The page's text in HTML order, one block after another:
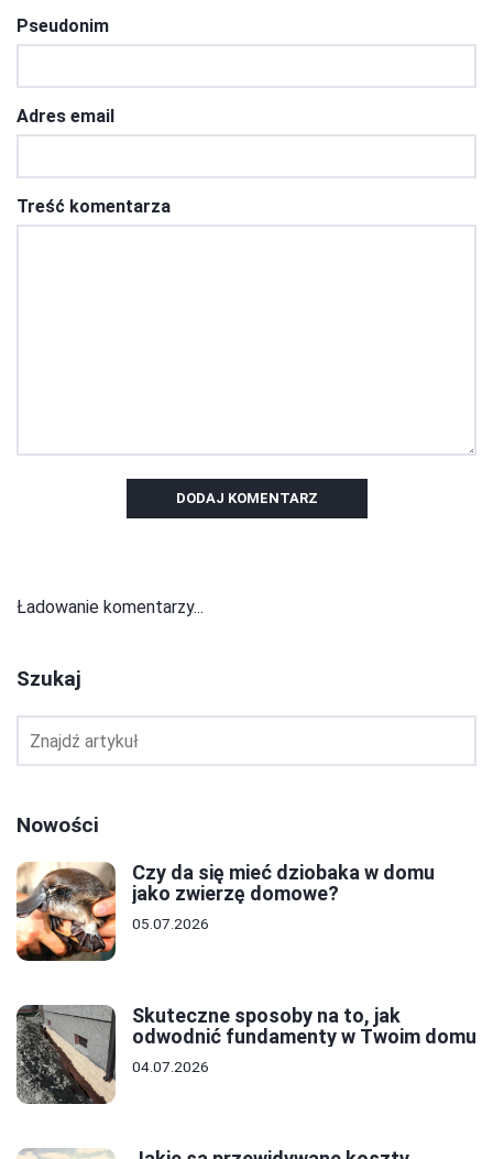
Pseudonim
Adres email
Treść komentarza
DODAJ KOMENTARZ
Ładowanie komentarzy...
Szukaj
Nowości
Czy da się mieć dziobaka w domu
jako zwierzę domowe?
05.07.2026
Skuteczne sposoby na to, jak
odwodnić fundamenty w Twoim domu
04.07.2026